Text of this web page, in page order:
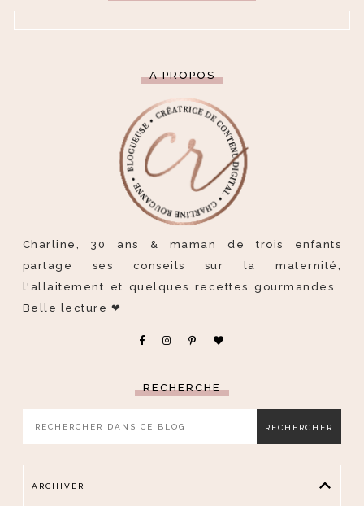
A PROPOS
Charline, 30 ans & maman de trois enfants
partage ses conseils sur la maternité,
l'allaitement et quelques recettes gourmandes..
Belle lecture ❤
RECHERCHE
ARCHIVER